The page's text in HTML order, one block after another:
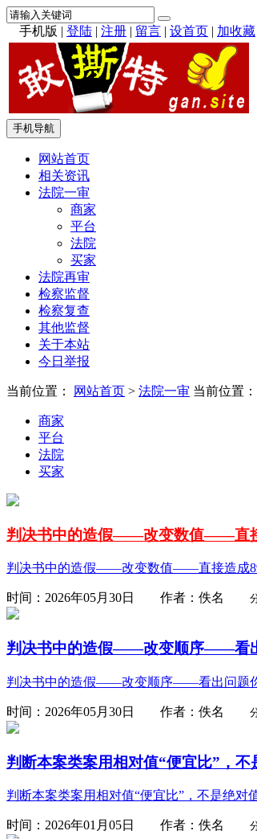
手机版 | 登陆 | 注册 | 留言 | 设首页 | 加收藏
手机导航
网站首页
相关资讯
法院一审
商家
平台
法院
买家
法院再审
检察监督
检察复查
其他监督
关于本站
今日举报
当前位置： 网站首页 > 法院一审 当前位置：
商家
平台
法院
买家
判决书中的造假——改变数值——直
判决书中的造假——改变数值——直接造成
时间：2026年05月30日 作者：佚名
判决书中的造假——改变顺序——看
判决书中的造假——改变顺序——看出问题你
时间：2026年05月30日 作者：佚名
判断本案类案用相对值“便宜比”，不
判断本案类案用相对值“便宜比”，不是绝对
时间：2026年01月05日 作者：佚名